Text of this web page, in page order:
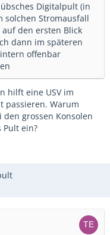
Digitalpult (in
solchen Stromausfall
den ersten Blick
dann im späteren
offenbar
hilft eine USV im
passieren. Warum
grossen Konsolen
ein?